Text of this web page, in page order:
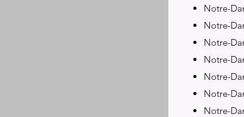
Notre-
Notre-
Notre-
Notre-
Notre-
Notre-
Notre-